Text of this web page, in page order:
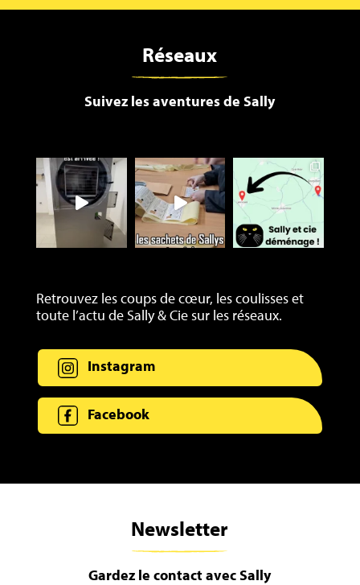
Réseaux
Suivez les aventures de Sally
Retrouvez les coups de cœur, les coulisses et
toute l’actu de Sally & Cie sur les réseaux.
Instagram
Facebook
Newsletter
Gardez le contact avec Sally